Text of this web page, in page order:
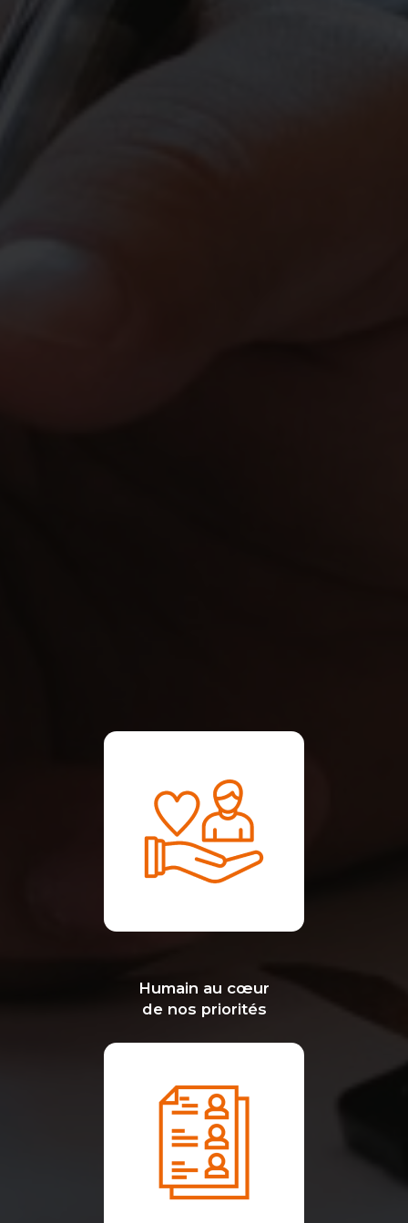
Humain au cœur
de nos priorités